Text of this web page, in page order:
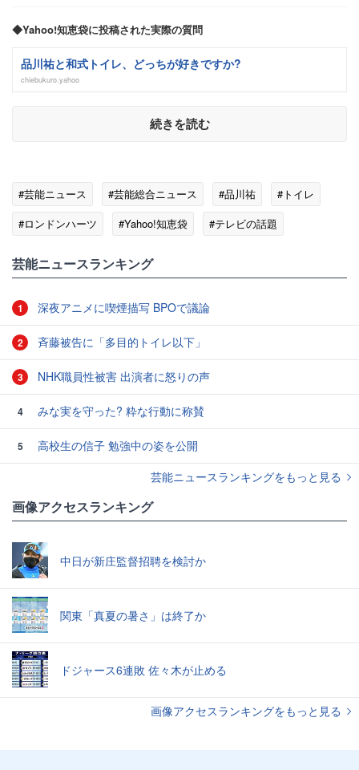
◆Yahoo!知恵袋に投稿された実際の質問
品川祐と和式トイレ、どっちが好きですか?
chiebukuro.yahoo
続きを読む
#芸能ニュース #芸能総合ニュース #品川祐
#トイレ
#ロンドンハーツ
#Yahoo!知恵袋 #テレビの話題
芸能ニュースランキング
1 深夜アニメに喫煙描写 BPOで議論
2 斉藤被告に「多目的トイレ以下」
3 NHK職員性被害 出演者に怒りの声
4 みな実を守った? 粋な行動に称賛
5
高校生の信子 勉強中の姿を公開
芸能ニュースランキングをもっと見る
画像アクセスランキング
中日が新庄監督招聘を検討か
関東「真夏の暑さ」は終了か
ドジャース6連敗 佐々木が止める
画像アクセスランキングをもっと見る